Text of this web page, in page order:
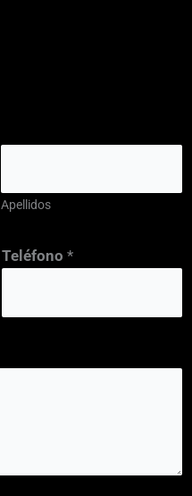
Apellidos
Teléfono *